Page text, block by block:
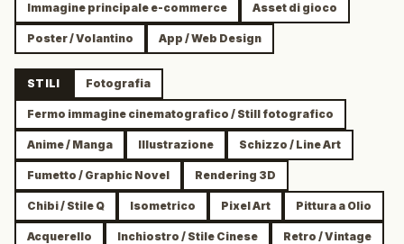
Immagine principale e-commerce Asset di gioco
Poster / Volantino App / Web Design
STILI Fotografia
Fermo immagine cinematografico / Still fotografico
Anime / Manga Illustrazione Schizzo / Line Art
Fumetto / Graphic Novel Rendering 3D
Chibi / Stile Q Isometrico Pixel Art Pittura a Olio
Acquerello Inchiostro / Stile Cinese Retro / Vintage